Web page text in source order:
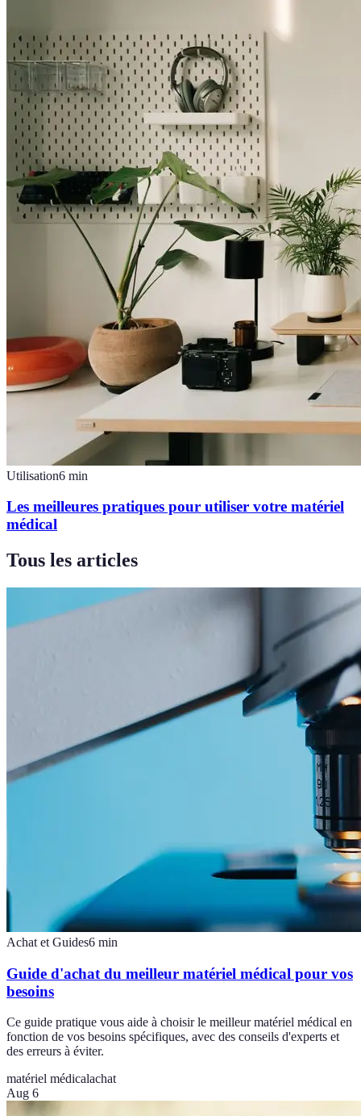
Utilisation6 min
Les meilleures pratiques pour utiliser votre matériel
médical
Tous les articles
Achat et Guides6 min
Guide d'achat du meilleur matériel médical pour vos
besoins
Ce guide pratique vous aide à choisir le meilleur matériel médical en
fonction de vos besoins spécifiques, avec des conseils d'experts et
des erreurs à éviter.
matériel médicalachat
Aug 6